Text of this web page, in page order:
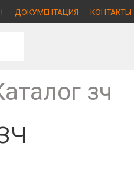
ДОКУМЕНТАЦИЯ КОНТАКТЫ
зч